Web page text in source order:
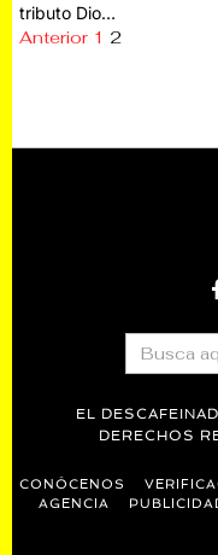
tributo Dio…
Anterior 1 2
EL
DERECHOS
CONÓCENOS
AGENCIA